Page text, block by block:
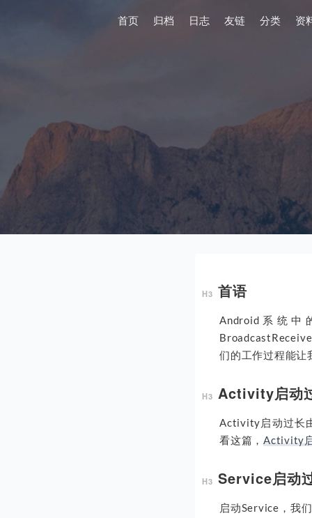
首页 归档 日志 友链 分类 资
首语
Android系统中
们的工作过程能让
Activity启动
Activity启动过长
看这篇，Activity
Service启动
启动Service，我